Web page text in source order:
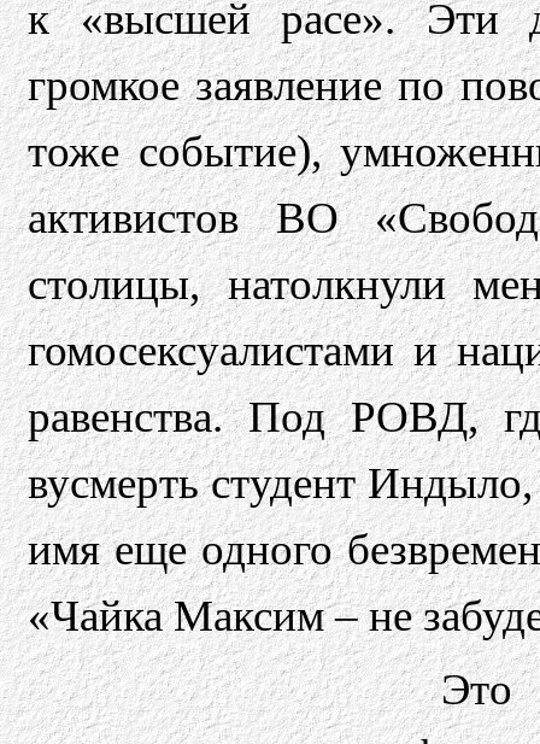
к «высшей расе». Эти
громкое заявление по
тоже событие),
активистов ВО
столицы, натолкнули
гомосексуалистами и
равенства. Под РОВД,
вусмерть студент
имя еще одного
«Чайка Максим – не
Это